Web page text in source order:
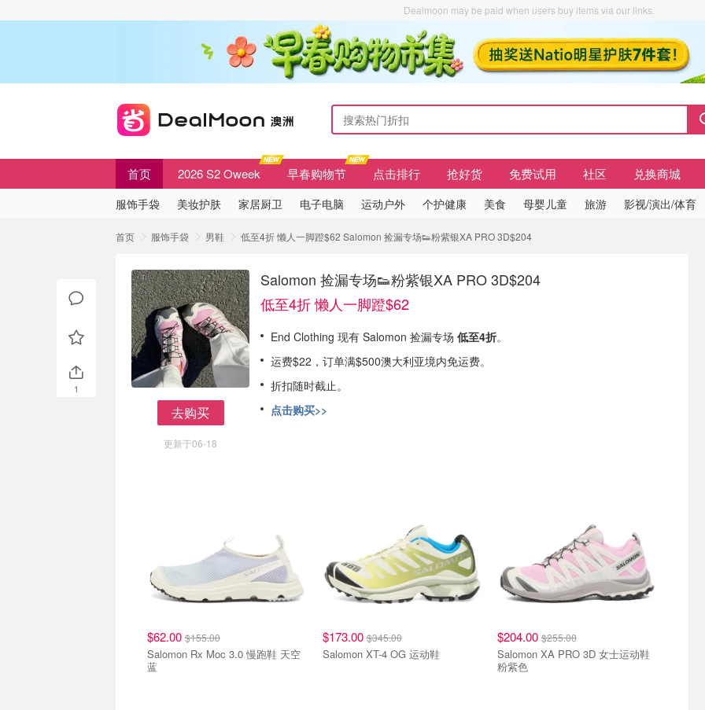
Dealmoon may be paid when users buy items via our links.
首页 2026 S2 Oweek 早春购物节 点击排行 抢好货 免费试用 社区 兑换商城
服饰手袋 美妆护肤 家居厨卫 电子电脑 运动户外 个护健康 美食 母婴儿童 旅游 影视/演出/体育
首页 服饰手袋 男鞋 低至4折 懒人一脚蹬$62 Salomon 捡漏专场👟粉紫银XA PRO 3D$204
去购买
更新于06-18
Salomon 捡漏专场👟粉紫银XA PRO 3D$204
低至4折 懒人一脚蹬$62
End Clothing 现有 Salomon 捡漏专场 低至4折。
运费$22，订单满$500澳大利亚境内免运费。
折扣随时截止。
点击购买>>
$62.00 $155.00
Salomon Rx Moc 3.0 慢跑鞋 天空
蓝
$173.00$345.00
Salomon XT-4 OG 运动鞋
$204.00 $255.00
Salomon XA PRO 3D 女士运动鞋
粉紫色
1